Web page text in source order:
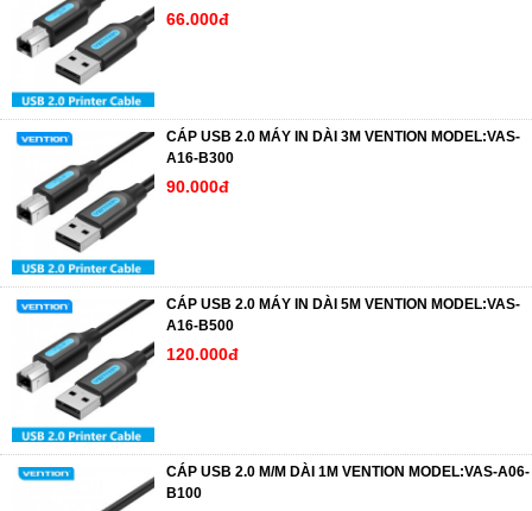
66.000đ
CÁP USB 2.0 MÁY IN DÀI 3M VENTION MODEL:VAS-
A16-B300
90.000đ
CÁP USB 2.0 MÁY IN DÀI 5M VENTION MODEL:VAS-
A16-B500
120.000đ
CÁP USB 2.0 M/M DÀI 1M VENTION MODEL:VAS-A06-
B100